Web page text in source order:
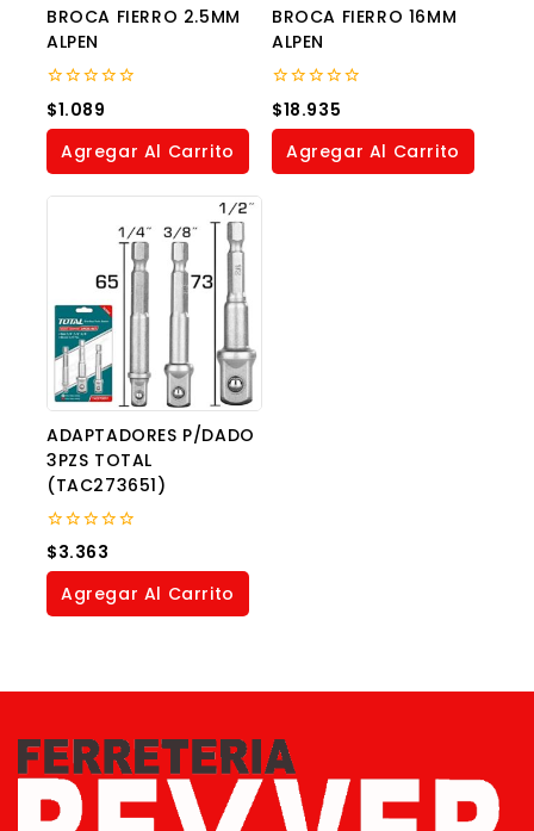
BROCA FIERRO 2.5MM
ALPEN
0
out
of
$1.089
Agregar Al Carrito
BROCA FIERRO 16MM
ALPEN
0
out
of
$18.935
Agregar Al Carrito
ADAPTADORES P/DADO
3PZS TOTAL
(TAC273651)
0
out
of
$3.363
Agregar Al Carrito